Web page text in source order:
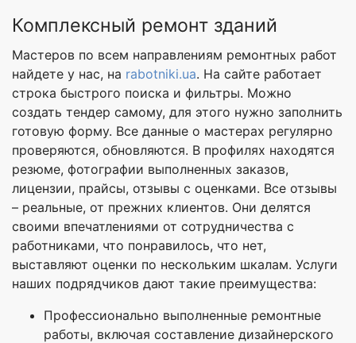
Комплексный ремонт зданий
Мастеров по всем направлениям ремонтных работ
найдете у нас, на rabotniki.ua. На сайте работает
строка быстрого поиска и фильтры. Можно
создать тендер самому, для этого нужно заполнить
готовую форму. Все данные о мастерах регулярно
проверяются, обновляются. В профилях находятся
резюме, фотографии выполненных заказов,
лицензии, прайсы, отзывы с оценками. Все отзывы
– реальные, от прежних клиентов. Они делятся
своими впечатлениями от сотрудничества с
работниками, что понравилось, что нет,
выставляют оценки по нескольким шкалам. Услуги
наших подрядчиков дают такие преимущества:
Профессионально выполненные ремонтные
работы, включая составление дизайнерского